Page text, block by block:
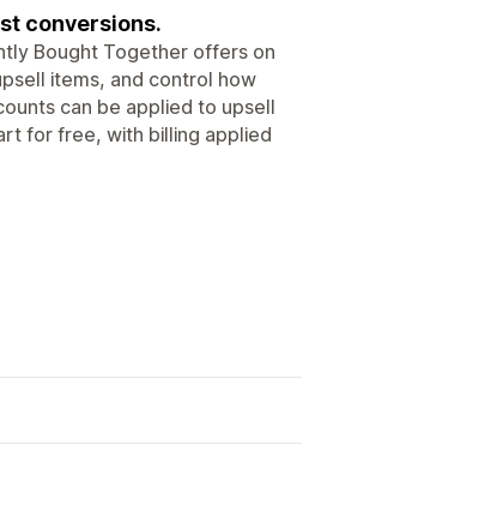
conversions.
Bought Together offers on
items, and control how
can be applied to upsell
for free, with billing applied